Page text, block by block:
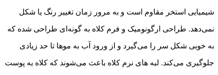
شیمیایی استخر مقاوم است و به مرور زمان تغییر رنگ یا شکل
نمی‌دهد. طراحی ارگونومیک و فرم کلاه به گونه‌ای طراحی شده که
به‌ خوبی شکل سر را می‌گیرد و از ورود آب به موها تا حد زیادی
جلوگیری می‌کند. لبه‌ های نرم کلاه باعث می‌شوند که کلاه به پوست